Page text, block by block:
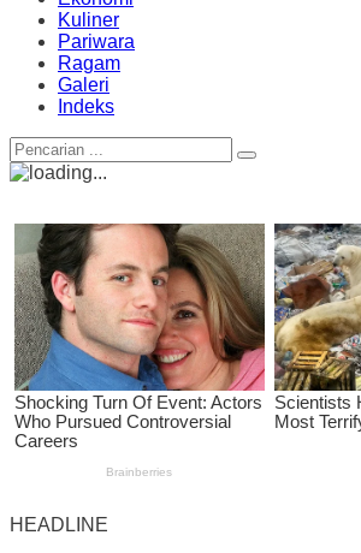
Kuliner
Pariwara
Ragam
Galeri
Indeks
HEADLINE